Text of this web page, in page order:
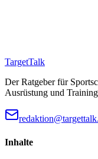
TargetTalk
Der Ratgeber für
Ausrüstung und
Inhalte